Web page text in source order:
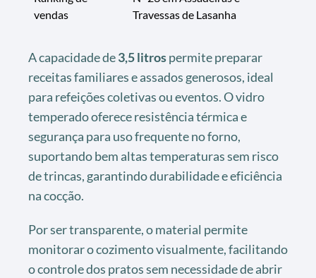
vendas
Travessas de Lasanha
A capacidade de3,5 litrospermite preparar
receitas familiares e assados generosos, ideal
para refeições coletivas ou eventos. O vidro
temperado oferece resistência térmica e
segurança para uso frequente no forno,
suportando bem altas temperaturas sem risco
de trincas, garantindo durabilidade e eficiência
na cocção.
Por ser transparente, o material permite
monitorar o cozimento visualmente, facilitando
o controle dos pratos sem necessidade de abrir